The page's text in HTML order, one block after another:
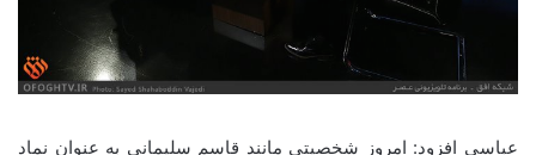
عباسی افزود: امروز شخصیتی مانند قاسم سلیمانی به عنوان نماد